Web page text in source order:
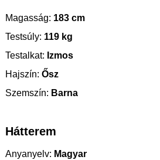
Magasság: 183 cm
Testsúly: 119 kg
Testalkat: Izmos
Hajszín: Ősz
Szemszín: Barna
Hátterem
Anyanyelv: Magyar